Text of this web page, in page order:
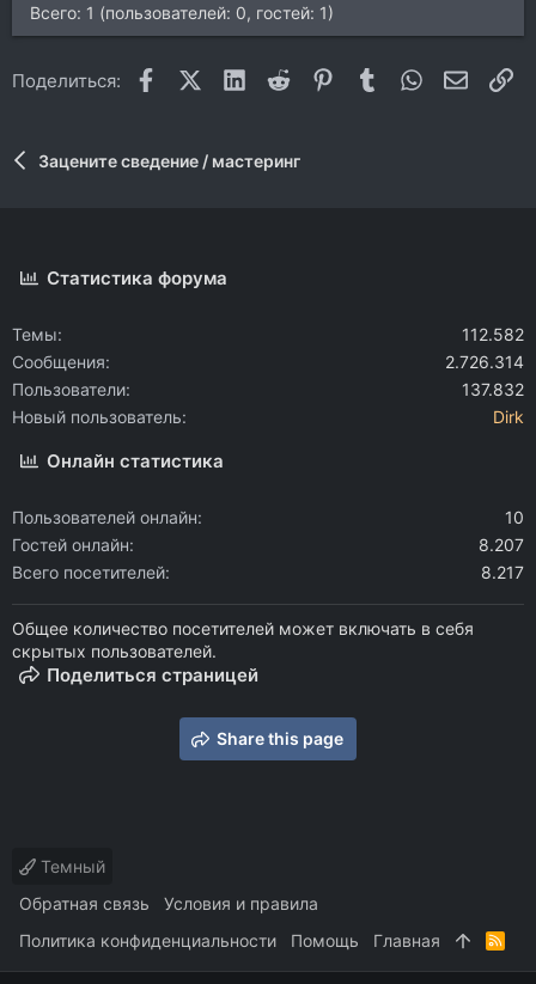
Всего: 1 (пользователей: 0, гостей: 1)
Поделиться: FacebookX (Twitter)
LinkedIn
Reddit Pinterest
Tumblr WhatsApp
Зацените сведение / мастеринг
Статистика форума
Темы
112.582
Сообщения
2.726.314
Пользователи
137.832
Новый пользователь
Dirk
Онлайн статистика
Пользователей онлайн
10
Гостей онлайн
8.207
Всего посетителей
8.217
Общее количество посетителей может включать в себя
скрытых пользователей.
Поделиться страницей
Share this page
Темный
Обратная связь
Условия и правила
Политика конфиденциальности
Помощь Главная
R
S